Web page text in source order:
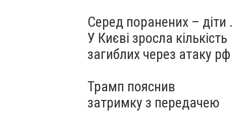
Серед поранених – діти .
У Києві зросла кількість
загиблих через атаку рф
Трамп пояснив
затримку з передачею